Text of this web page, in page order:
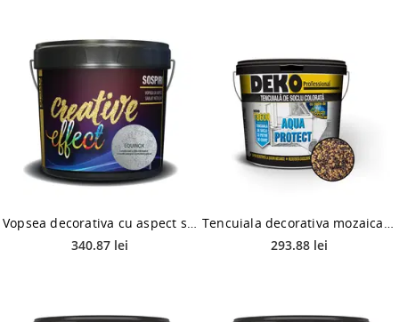
Vopsea decorativa cu aspect sablat metalizat, Deko Creative Effect Sospiri Equinox, 1.25 l
340.87 lei
Tencuiala decorativa mozaicata Deko T8600, granulatie 1.2-1.8 mm, interior/exterior, 8042 maro, 25 kg
293.88 lei